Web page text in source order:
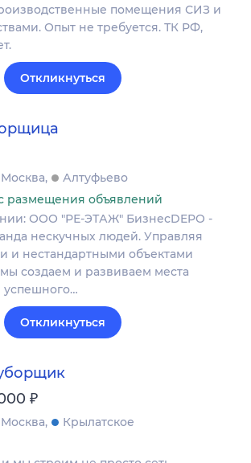
помещения СИЗ и
Опыт не требуется. ТК РФ,
Откликнуться
Москва
Алтуфьево
размещения объявлений
ООО "РЕ-ЭТАЖ" БизнесDEPO -
нескучных людей. Управляя
и нестандартными объектами
создаем и развиваем места
успешного…
Откликнуться
₽
Москва
Крылатское